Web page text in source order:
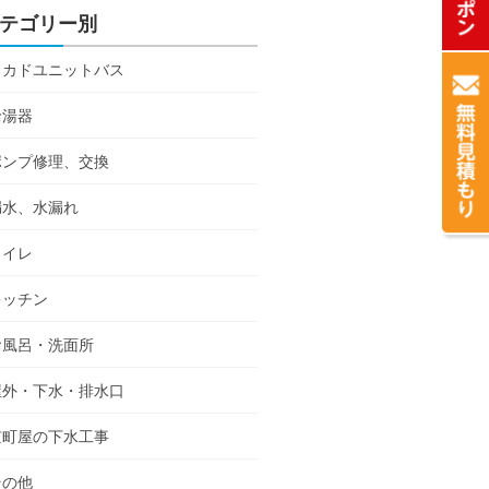
ゴリー別
ドユニットバス
器
プ修理、交換
、水漏れ
レ
チン
呂・洗面所
・下水・排水口
屋の下水工事
他